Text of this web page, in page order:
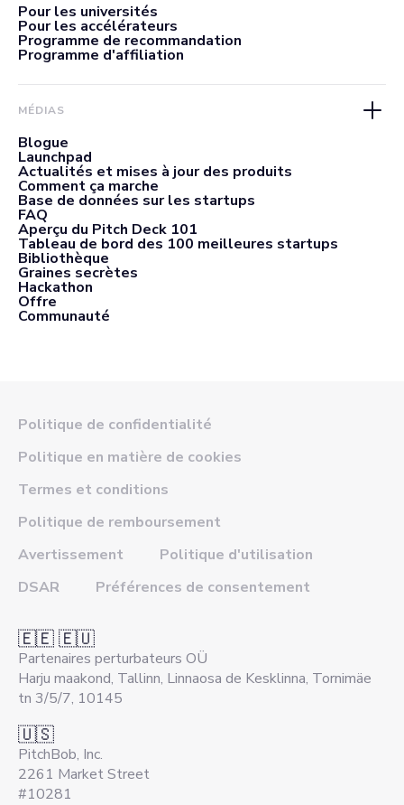
Pour les universités
Pour les accélérateurs
Programme de recommandation
Programme d'affiliation
MÉDIAS
Blogue
Launchpad
Actualités et mises à jour des produits
Comment ça marche
Base de données sur les startups
FAQ
Aperçu du Pitch Deck 101
Tableau de bord des 100 meilleures startups
Bibliothèque
Graines secrètes
Hackathon
Offre
Communauté
Politique de confidentialité
Politique en matière de cookies
Termes et conditions
Politique de remboursement
Avertissement
Politique d'utilisation
DSAR
Préférences de consentement
🇪🇪 🇪🇺
Partenaires perturbateurs OÜ
Harju maakond, Tallinn, Linnaosa de Kesklinna, Tornimäe
tn 3/5/7, 10145
🇺🇸
PitchBob, Inc.
2261 Market Street
#10281